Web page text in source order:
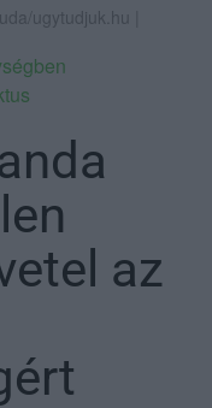
ugytudjuk.hu |
az